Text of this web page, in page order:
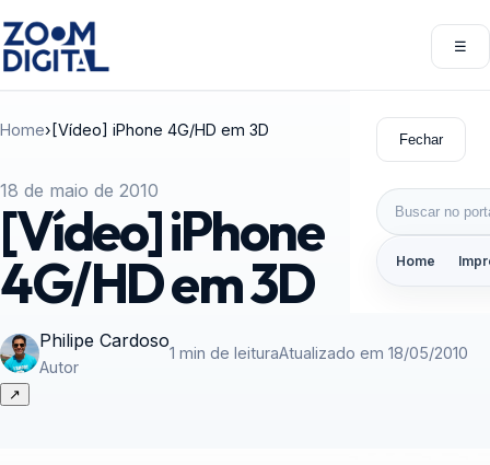
☰
Fechar
Buscar por:
Home
Home› [Vídeo] iPhone 4G/HD em 3D
18 de maio de 2010
[Vídeo] iPhone
4G/HD em 3D
Philipe Cardoso
Autor
1 min de leituraAtualizado em 18/05/2010
↗